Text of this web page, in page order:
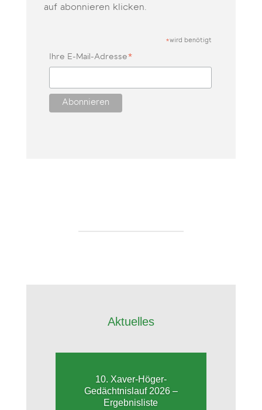
auf abonnieren klicken.
*wird benötigt
Ihre E-Mail-Adresse*
Aktuelles
10. Xaver-Höger-
Gedächtnislauf 2026 –
Ergebnisliste